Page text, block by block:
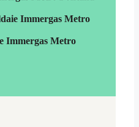
Immergas Metro
Immergas Metro